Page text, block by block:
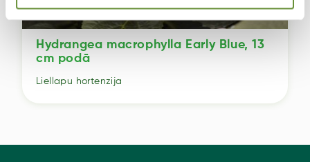
Hydrangea macrophylla Early Blue, 13
cm podā
Liellapu hortenzija